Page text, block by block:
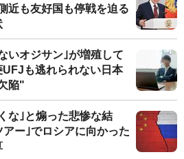
近も友好国も停戦を迫る
いオジサン｣が増殖して
も逃れられない日本
陥"
な｣と煽った悲惨な結
ー｣でロシアに向かった